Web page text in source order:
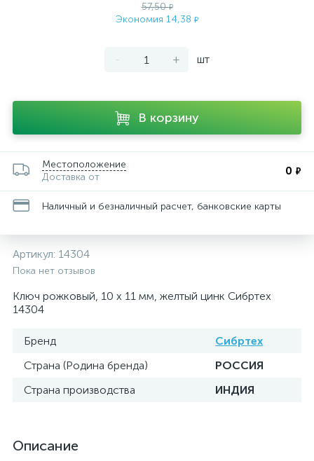
57,50₽
Экономия 14,38 ₽
- + шт
В корзину
Местоположение
Доставка от
0 ₽
Наличный и безналичный расчет, банковские карты
Артикул: 14304
Пока нет отзывов
Ключ рожковый, 10 х 11 мм, желтый цинк Сибртех
14304
Бренд
Сибртех
Страна (Родина бренда)
РОССИЯ
Страна производства
ИНДИЯ
Описание